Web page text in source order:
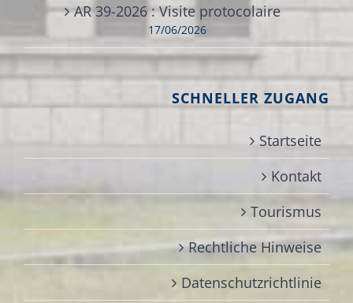
AR 39-2026 : Visite protocolaire
17/06/2026
SCHNELLER ZUGANG
Startseite
Kontakt
Tourismus
Rechtliche Hinweise
Datenschutzrichtlinie